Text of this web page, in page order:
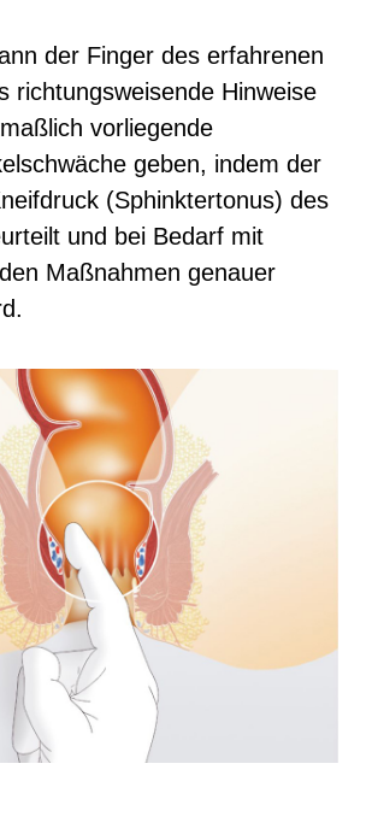
der Finger des erfahrenen
richtungsweisende Hinweise
vorliegende
geben, indem der
(Sphinktertonus) des
und bei Bedarf mit
Maßnahmen genauer